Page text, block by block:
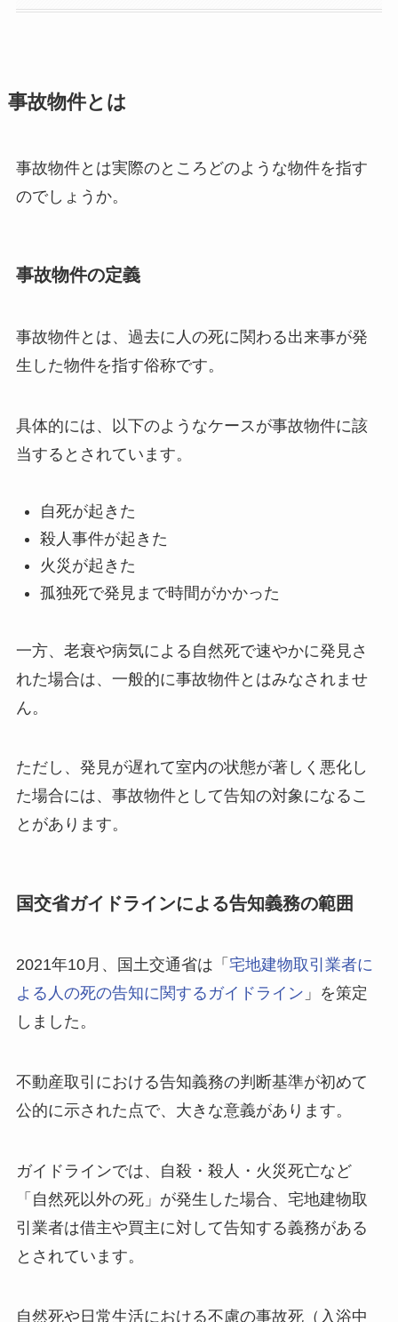
事故物件とは
事故物件とは実際のところどのような物件を指す
のでしょうか。
事故物件の定義
事故物件とは、過去に人の死に関わる出来事が発
生した物件を指す俗称です。
具体的には、以下のようなケースが事故物件に該
当するとされています。
自死が起きた
殺人事件が起きた
火災が起きた
孤独死で発見まで時間がかかった
一方、老衰や病気による自然死で速やかに発見さ
れた場合は、一般的に事故物件とはみなされませ
ん。
ただし、発見が遅れて室内の状態が著しく悪化し
た場合には、事故物件として告知の対象になるこ
とがあります。
国交省ガイドラインによる告知義務の範囲
2021年10月、国土交通省は「 宅地建物取引業者に
よる人の死の告知に関するガイドライン 」を策定
しました。
不動産取引における告知義務の判断基準が初めて
公的に示された点で、大きな意義があります。
ガイドラインでは、自殺・殺人・火災死亡など
「自然死以外の死」が発生した場合、宅地建物取
引業者は借主や買主に対して告知する義務がある
とされています。
自然死や日常生活における不慮の事故死（入浴中